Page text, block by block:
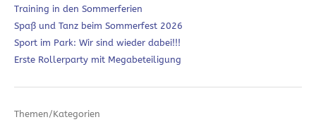
Training in den Sommerferien
Spaß und Tanz beim Sommerfest 2026
Sport im Park: Wir sind wieder dabei!!!
Erste Rollerparty mit Megabeteiligung
Themen/Kategorien